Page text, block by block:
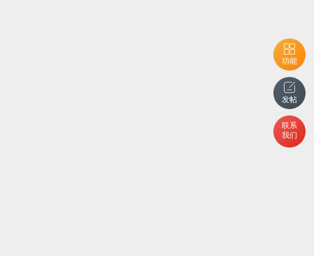
功能
发帖
联系
我们